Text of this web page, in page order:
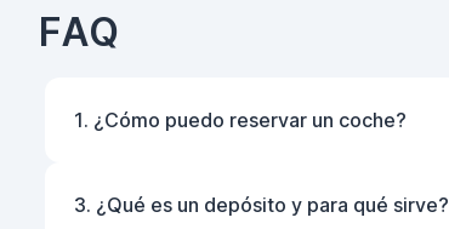
FAQ
1. ¿Cómo puedo reservar un coche?
3. ¿Qué es un depósito y para qué sirve?